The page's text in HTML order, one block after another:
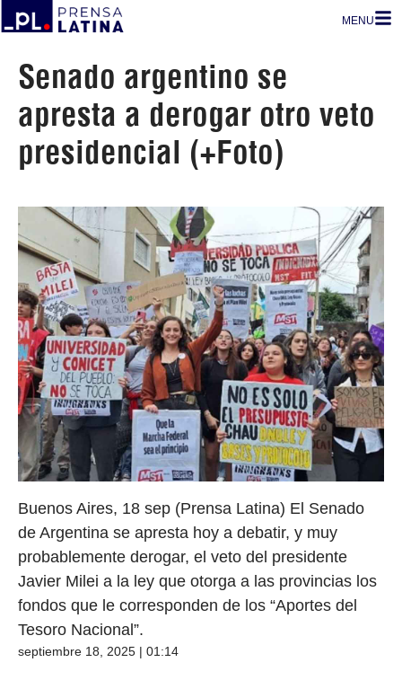
MENU
Senado argentino se
apresta a derogar otro veto
presidencial (+Foto)
Buenos Aires, 18 sep (Prensa Latina) El Senado
de Argentina se apresta hoy a debatir, y muy
probablemente derogar, el veto del presidente
Javier Milei a la ley que otorga a las provincias los
fondos que le corresponden de los “Aportes del
Tesoro Nacional”.
septiembre 18, 2025 | 01:14